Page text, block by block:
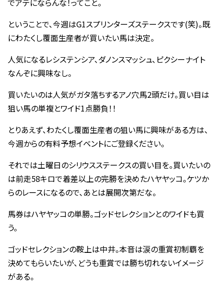
でアテにならんな！ってこと。
ということで、今週はG1スプリンターズステークスです(笑)。既
にわたくし覆面生産者が買いたい馬は決定。
人気になるレシステンシア、ダノンスマッシュ、ピクシーナイト
なんぞに興味なし。
買いたいのは人気がガタ落ちするアノ穴馬2頭だけ。買い目は
狙い馬の単複とワイド1点勝負！！
とりあえず、わたくし覆面生産者の狙い馬に興味がある方は、
今週からの有料予想イベントにご登録ください。
それでは土曜日のシリウスステークスの買い目を。買いたいの
は前走58キロで着差以上の完勝を決めたハヤヤッコ。ケツか
らのレースになるので、あとは展開次第だな。
馬券はハヤヤッコの単勝。ゴッドセレクションとのワイドも買
う。
ゴッドセレクションの鞍上は中井。本音は涙の重賞初制覇を
決めてもらいたいが、どうも重賞では勝ち切れないイメージ
がある。